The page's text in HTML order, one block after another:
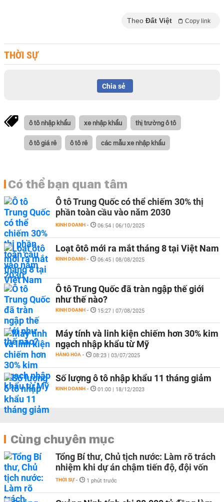
Theo Đất Việt Copy link
THỜI SỰ
Chia sẻ
ô tô nhập khẩu xe nhập khẩu thị trường ô tô
ô tô giá rẻ ô tô rẻ các mẫu xe nhập khẩu
Có thể bạn quan tâm
Ô tô Trung Quốc có thể chiếm 30% thị
phần toàn cầu vào năm 2030
KINH DOANH - 06:54 | 06/10/2025
Loạt ôtô mới ra mắt tháng 8 tại Việt Nam
KINH DOANH - 06:45 | 08/08/2025
Ô tô Trung Quốc đã tràn ngập thế giới
như thế nào?
KINH DOANH - 15:27 | 07/08/2025
Máy tính và linh kiện chiếm hơn 30% kim
ngạch nhập khẩu từ Mỹ
HÀNG HÓA - 08:23 | 03/07/2025
Số lượng ô tô nhập khẩu 11 tháng giảm
KINH DOANH - 01:00 | 18/12/2023
Cùng chuyên mục
Tổng Bí thư, Chủ tịch nước: Làm rõ trách
nhiệm khi dự án chậm tiến độ, đội vốn
THỜI SỰ - 1 phút trước